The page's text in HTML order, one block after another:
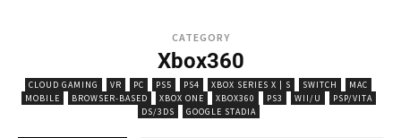
CATEGORY
Xbox360
CLOUD GAMING VR PC PS5 PS4 XBOX SERIES X | S SWITCH
MAC
MOBILE
BROWSER-BASED XBOX ONE XBOX360 PS3 WII/U
PSP/VITA
DS/3DS
GOOGLE STADIA